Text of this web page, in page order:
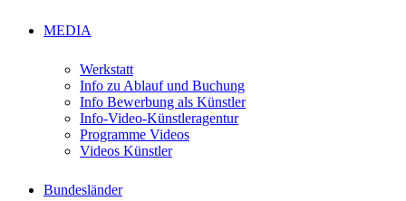
MEDIA
Werkstatt
Info zu Ablauf und Buchung
Info Bewerbung als Künstler
Info-Video-Künstleragentur
Programme Videos
Videos Künstler
Bundesländer